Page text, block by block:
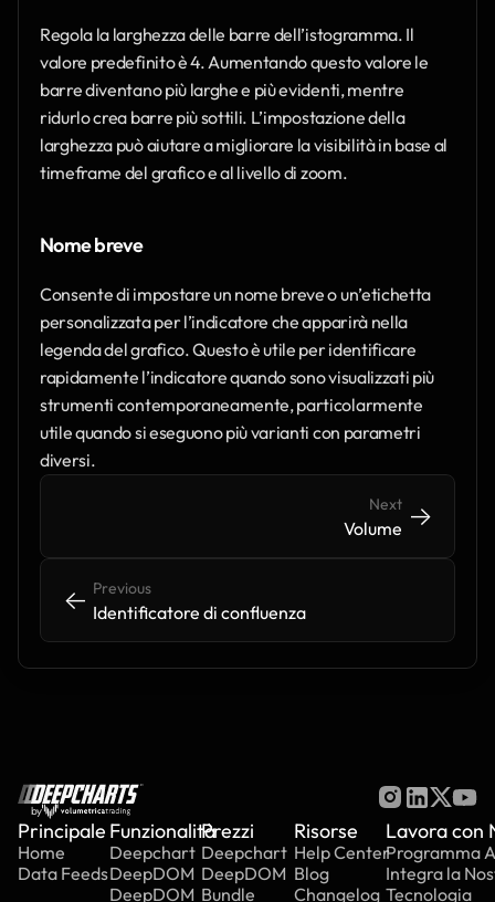
Regola la larghezza delle barre dell’istogramma. Il
valore predefinito è 4. Aumentando questo valore le
barre diventano più larghe e più evidenti, mentre
ridurlo crea barre più sottili. L’impostazione della
larghezza può aiutare a migliorare la visibilità in base al
timeframe del grafico e al livello di zoom.
Nome breve
Consente di impostare un nome breve o un’etichetta
personalizzata per l’indicatore che apparirà nella
legenda del grafico. Questo è utile per identificare
rapidamente l’indicatore quando sono visualizzati più
strumenti contemporaneamente, particolarmente
utile quando si eseguono più varianti con parametri
diversi.
<- <-
Previous
Identificatore di confluenza
Next
Volume
-> ->
by
Principale
Home
Data Feeds
Funzionalità
Deepchart
DeepDOM
DeepDOM
Prezzi
Deepchart
DeepDOM
Bundle
Risorse
Help Center
Blog
Changelog
Lavora con
Programma
Integra la
Tecnologia